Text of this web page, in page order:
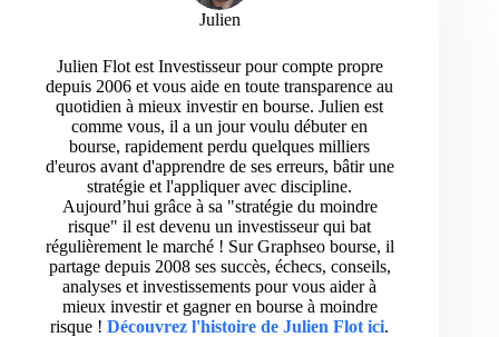
Julien
Julien Flot est Investisseur pour compte propre
depuis 2006 et vous aide en toute transparence au
quotidien à mieux investir en bourse. Julien est
comme vous, il a un jour voulu débuter en
bourse, rapidement perdu quelques milliers
d'euros avant d'apprendre de ses erreurs, bâtir une
stratégie et l'appliquer avec discipline.
Aujourd’hui grâce à sa "stratégie du moindre
risque" il est devenu un investisseur qui bat
régulièrement le marché ! Sur Graphseo bourse, il
partage depuis 2008 ses succès, échecs, conseils,
analyses et investissements pour vous aider à
mieux investir et gagner en bourse à moindre
risque ! Découvrez l'histoire de Julien Flot ici.